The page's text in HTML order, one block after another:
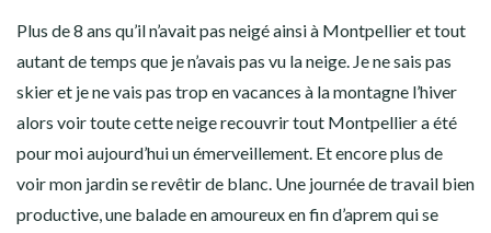
Plus de 8 ans qu’il n’avait pas neigé ainsi à Montpellier et tout
autant de temps que je n’avais pas vu la neige. Je ne sais pas
skier et je ne vais pas trop en vacances à la montagne l’hiver
alors voir toute cette neige recouvrir tout Montpellier a été
pour moi aujourd’hui un émerveillement. Et encore plus de
voir mon jardin se revêtir de blanc. Une journée de travail bien
productive, une balade en amoureux en fin d’aprem qui se